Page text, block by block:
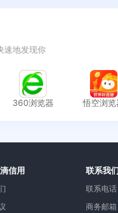
速地发现你
360浏览器 悟空浏览
信用 联系我
联系电
商务邮